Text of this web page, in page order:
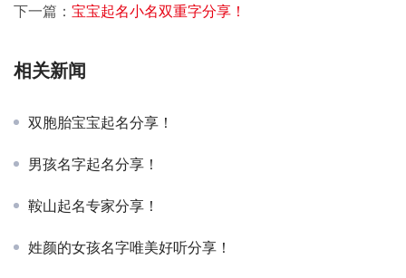
下一篇： 宝宝起名小名双重字分享！
相关新闻
双胞胎宝宝起名分享！
男孩名字起名分享！
鞍山起名专家分享！
姓颜的女孩名字唯美好听分享！